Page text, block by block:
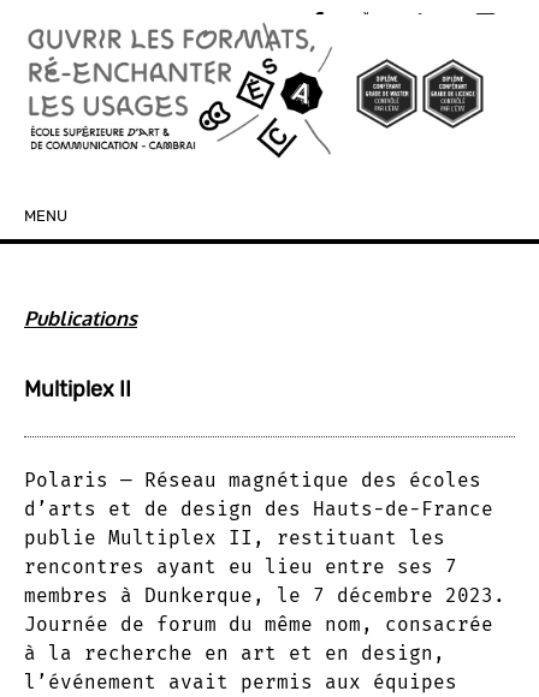
MENU
Publications
Multiplex II
Polaris — Réseau magnétique des écoles
d’arts et de design des Hauts-de-France
publie Multiplex II, restituant les
rencontres ayant eu lieu entre ses 7
membres à Dunkerque, le 7 décembre 2023.
Journée de forum du même nom, consacrée
à la recherche en art et en design,
l’événement avait permis aux équipes